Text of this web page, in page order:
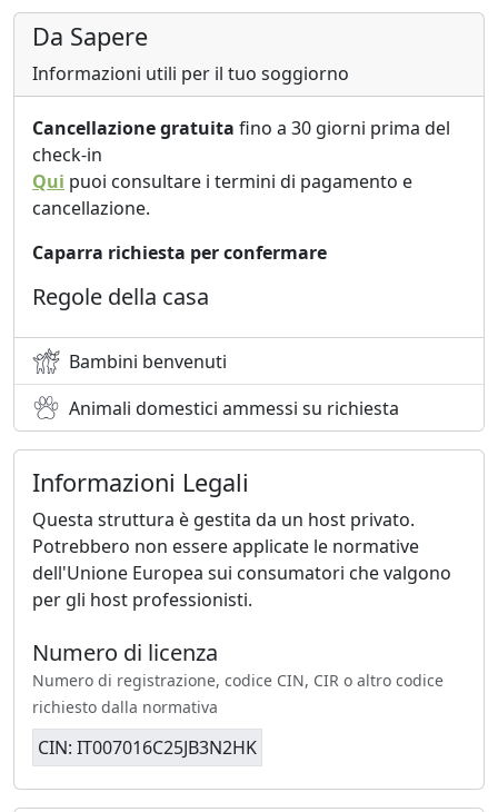
Da Sapere
Informazioni utili per il tuo soggiorno
Cancellazione gratuita fino a 30 giorni prima del
check-in
Qui puoi consultare i termini di pagamento e
cancellazione.
Caparra richiesta per confermare
Regole della casa
Bambini benvenuti
Animali domestici ammessi su richiesta
Informazioni Legali
Questa struttura è gestita da un host privato.
Potrebbero non essere applicate le normative
dell'Unione Europea sui consumatori che valgono
per gli host professionisti.
Numero di licenza
Numero di registrazione, codice CIN, CIR o altro codice
richiesto dalla normativa
CIN: IT007016C25JB3N2HK